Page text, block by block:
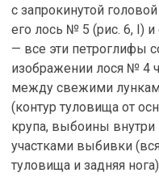
с запрокинутой
его лось № 5 (рис. 6, I)
— все эти петроглифы
изображении лося № 4
между свежими
(контур туловища от
крупа, выбоины
участками выбивки
туловища и задняя